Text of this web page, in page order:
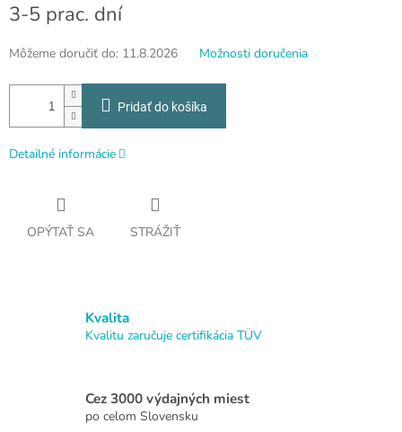
cena:
3-5 prac. dní
Môžeme doručiť do: 11.8.2026 Možnosti doručenia
Pridať do košíka
Detailné informácie
OPÝTAŤ SA STRÁŽIŤ
Kvalita
Kvalitu zaručuje certifikácia TÜV
Cez 3000 výdajných miest
po celom Slovensku